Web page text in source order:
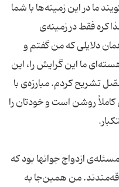
ما در این زمینه‌ها با شما
فقط در زمینه‌ی
دلایلی که من گفتم و
ما این گرایش را، این
تشریح کردم. مبارزه‌ی با
روشن است و خودتان را
ازدواج جوانها بود که
من همین‌جا به